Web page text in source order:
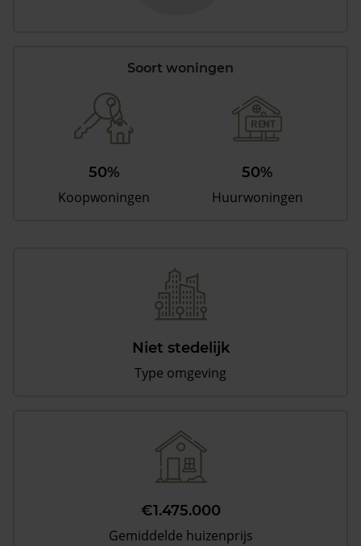
Soort woningen
50%
Koopwoningen
50%
Huurwoningen
Niet stedelijk
Type omgeving
€1.475.000
Gemiddelde huizenprijs